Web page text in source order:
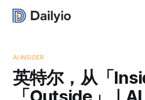
AI INSIDER
英特尔，从「